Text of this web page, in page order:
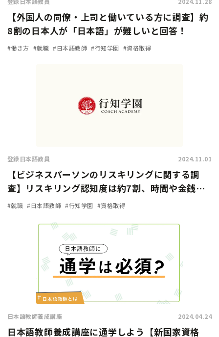
【外国人の同僚・上司と働いている方に調査】約
8割の日本人が「日本語」が難しいと回答！
#働き方 #就職 #日本語教師 #行知学園 #資格取得
登録日本語教員 2024.11.01
【ビジネスパーソンのリスキリングに関する調
査】リスキリング認知度は約7割、時間や金銭的
余裕があれば「挑戦したい」人は9割に上る
#就職 #日本語教師 #行知学園 #資格取得
日本語教師養成講座 2024.04.24
日本語教師養成講座に通学しよう【新国家資格